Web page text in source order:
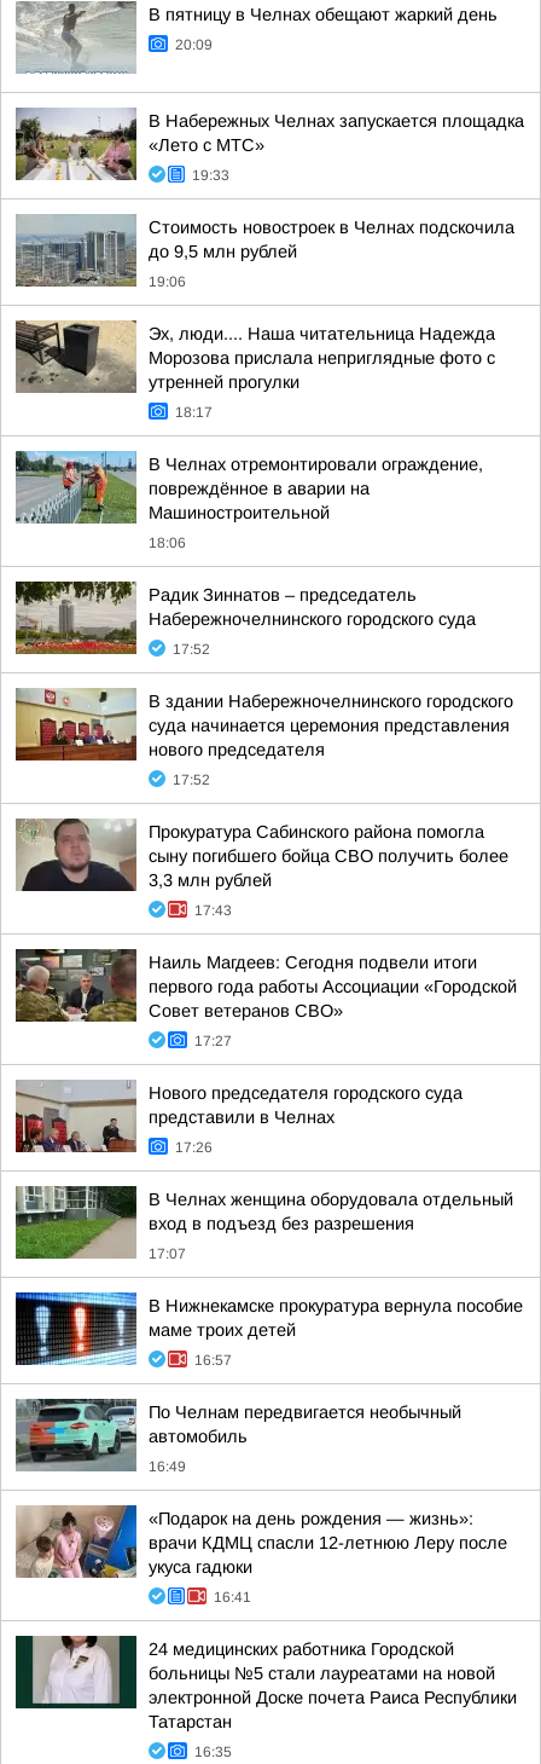
В пятницу в Челнах обещают жаркий день
20:09
В Набережных Челнах запускается площадка
«Лето с МТС»
19:33
Стоимость новостроек в Челнах подскочила
до 9,5 млн рублей
19:06
Эх, люди.... Наша читательница Надежда
Морозова прислала неприглядные фото с
утренней прогулки
18:17
В Челнах отремонтировали ограждение,
повреждённое в аварии на
Машиностроительной
18:06
Радик Зиннатов – председатель
Набережночелнинского городского суда
17:52
В здании Набережночелнинского городского
суда начинается церемония представления
нового председателя
17:52
Прокуратура Сабинского района помогла
сыну погибшего бойца СВО получить более
3,3 млн рублей
17:43
Наиль Магдеев: Сегодня подвели итоги
первого года работы Ассоциации «Городской
Совет ветеранов СВО»
17:27
Нового председателя городского суда
представили в Челнах
17:26
В Челнах женщина оборудовала отдельный
вход в подъезд без разрешения
17:07
В Нижнекамске прокуратура вернула пособие
маме троих детей
16:57
По Челнам передвигается необычный
автомобиль
16:49
«Подарок на день рождения — жизнь»:
врачи КДМЦ спасли 12-летнюю Леру после
укуса гадюки
16:41
24 медицинских работника Городской
больницы №5 стали лауреатами на новой
электронной Доске почета Раиса Республики
Татарстан
16:35